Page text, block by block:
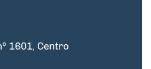
1601, Centro